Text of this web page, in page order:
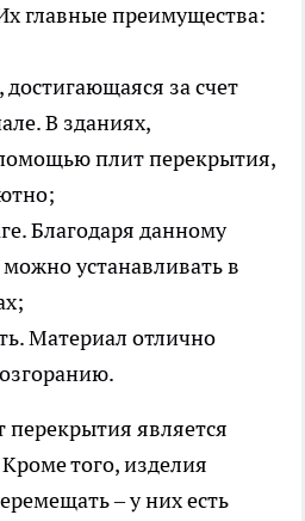
главные преимущества:
за счет
В зданиях,
плит перекрытия,
Благодаря данному
устанавливать в
Материал отлично
является
того, изделия
– у них есть